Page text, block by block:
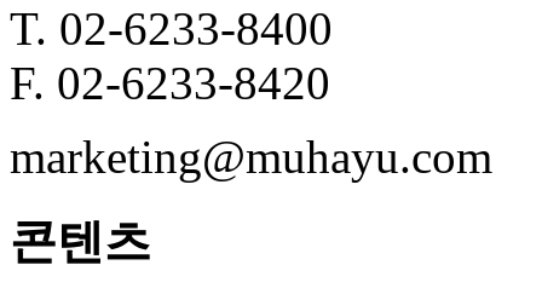
T. 02-6233-8400
F. 02-6233-8420
marketing@muhayu.com
콘텐츠